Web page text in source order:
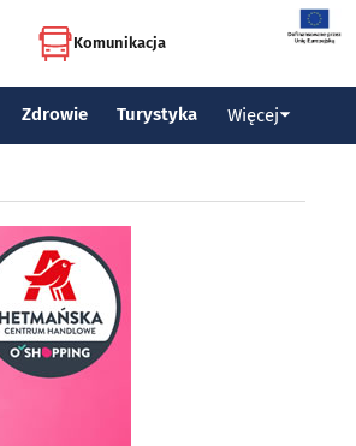
Komunikacja
Zdrowie Turystyka Więcej